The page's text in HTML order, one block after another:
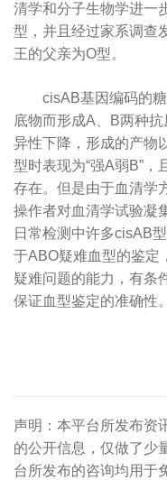
清学和分子生物学进一
型，并且经过家系调查
王的父亲为O型。
cisAB基因编码的糖
底物而形成A、B两种
异性下降，形成的产物
型时表现为“强A弱B”
存在。但是由于血清学
操作者对血清学试验凝
日常检测中许多cisAB
于ABO疑难血型的鉴定
疑难问题的能力，有条
保证血型鉴定的准确性。
声明：本平台所发布资
的公开信息，仅做了少
台所发布的咨询均用于